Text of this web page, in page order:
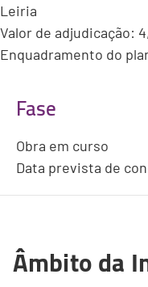
Leiria
Valor de adjudicação:
Enquadramento do
Fase
Obra em curso
Data prevista de
Âmbito da